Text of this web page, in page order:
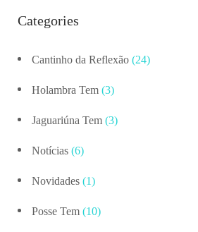
Categories
Cantinho da Reflexão (24)
Holambra Tem (3)
Jaguariúna Tem (3)
Notícias (6)
Novidades (1)
Posse Tem (10)